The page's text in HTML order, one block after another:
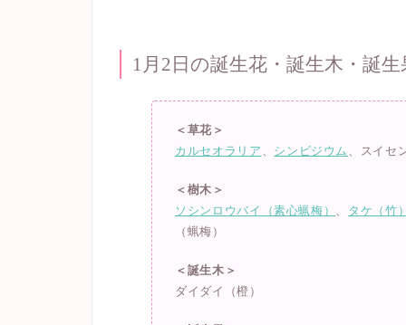
1月2日の誕生花・誕生木・誕生
＜草花＞
カルセオラリア 、 シンビジウム 、スイセ
＜樹木＞
ソシンロウバイ（素心蝋梅） 、 タケ（竹）
（蝋梅）
＜誕生木＞
ダイダイ（橙）